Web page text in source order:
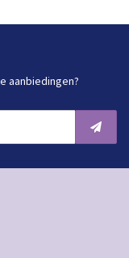
aanbiedingen?